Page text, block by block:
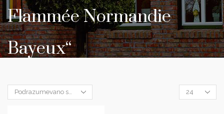
Flammée Normandie
Bayeux“
Products
per